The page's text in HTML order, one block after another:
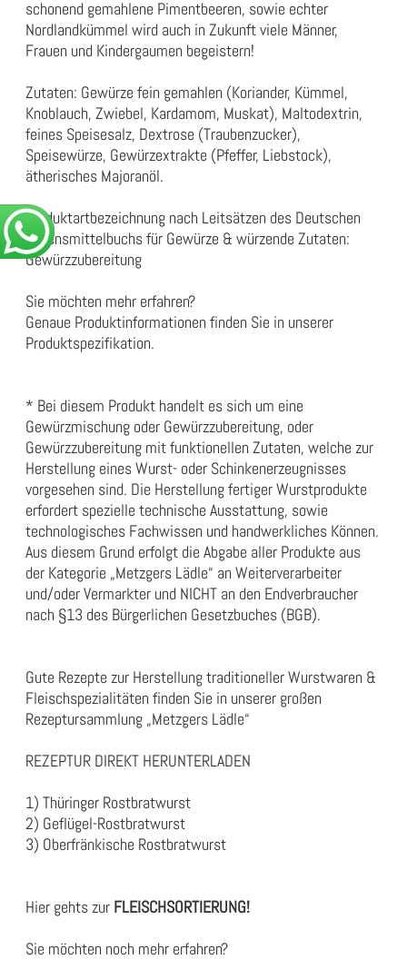
schonend gemahlene Pimentbeeren, sowie echter
Nordlandkümmel wird auch in Zukunft viele Männer,
Frauen und Kindergaumen begeistern!
Zutaten: Gewürze fein gemahlen (Koriander, Kümmel,
Knoblauch, Zwiebel, Kardamom, Muskat), Maltodextrin,
feines Speisesalz, Dextrose (Traubenzucker),
Speisewürze, Gewürzextrakte (Pfeffer, Liebstock),
ätherisches Majoranöl.
Produktartbezeichnung nach Leitsätzen des Deutschen
Lebensmittelbuchs für Gewürze & würzende Zutaten:
Gewürzzubereitung
Sie möchten mehr erfahren?
Genaue Produktinformationen finden Sie in unserer
Produktspezifikation.
* Bei diesem Produkt handelt es sich um eine
Gewürzmischung oder Gewürzzubereitung, oder
Gewürzzubereitung mit funktionellen Zutaten, welche zur
Herstellung eines Wurst- oder Schinkenerzeugnisses
vorgesehen sind. Die Herstellung fertiger Wurstprodukte
erfordert spezielle technische Ausstattung, sowie
technologisches Fachwissen und handwerkliches Können.
Aus diesem Grund erfolgt die Abgabe aller Produkte aus
der Kategorie „Metzgers Lädle“ an Weiterverarbeiter
und/oder Vermarkter und NICHT an den Endverbraucher
nach §13 des Bürgerlichen Gesetzbuches (BGB).
Gute Rezepte zur Herstellung traditioneller Wurstwaren &
Fleischspezialitäten finden Sie in unserer großen
Rezeptursammlung „Metzgers Lädle“
REZEPTUR DIREKT HERUNTERLADEN
1) Thüringer Rostbratwurst
2) Geflügel-Rostbratwurst
3) Oberfränkische Rostbratwurst
Hier gehts zur FLEISCHSORTIERUNG!
Sie möchten noch mehr erfahren?